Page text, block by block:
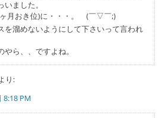
ました。
月おき位)に・・・。 (￣▽￣;)
を溜めないようにして下さいって言われ
ら、、ですよね。
り:
8:18 PM